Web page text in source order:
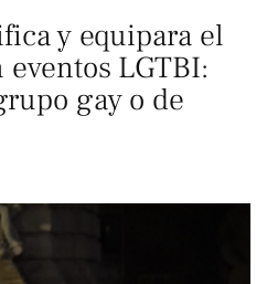
y equipara el
eventos LGTBI:
gay o de